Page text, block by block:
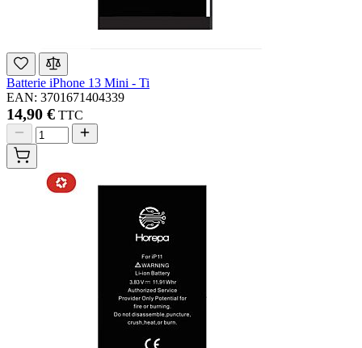
Batterie iPhone 13 Mini - Ti
EAN: 3701671404339
14,90 € TTC